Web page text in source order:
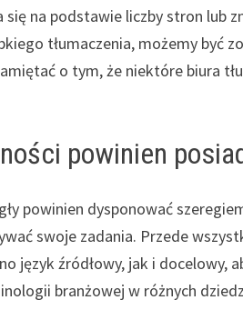
się na podstawie liczby stron lub
tłumaczenia, możemy być
o tym, że niektóre biura
powinien
powinien dysponować
swoje zadania. Przede
język źródłowy, jak i
branżowej w różnych